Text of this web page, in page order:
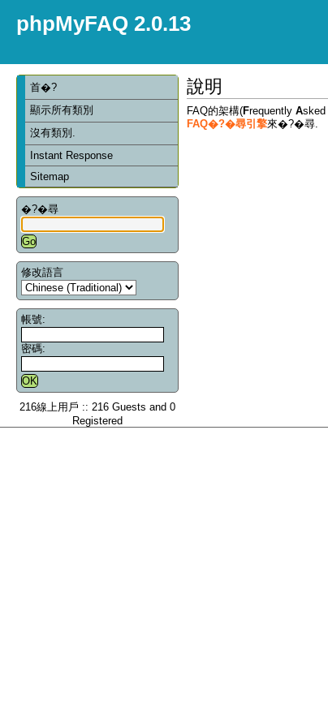
phpMyFAQ 2.0.13
首�?
顯示所有類別
沒有類別.
Instant Response
Sitemap
�?�尋
修改語言
帳號:
密碼:
216線上用戶 :: 216 Guests and 0
Registered
說明
FAQ的架構(Frequently Asked
FAQ�?�尋引擎來�?�尋.